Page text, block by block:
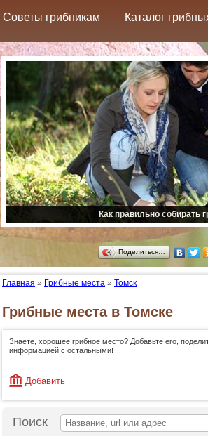
Советы грибникам Каталог
Как правильно собирать
Поделиться…
Главная » Грибные места » Томск
Грибные места в Томске
Знаете, хорошее грибное место? Добавьте его,
информацией с остальными!
Добавить
Поиск